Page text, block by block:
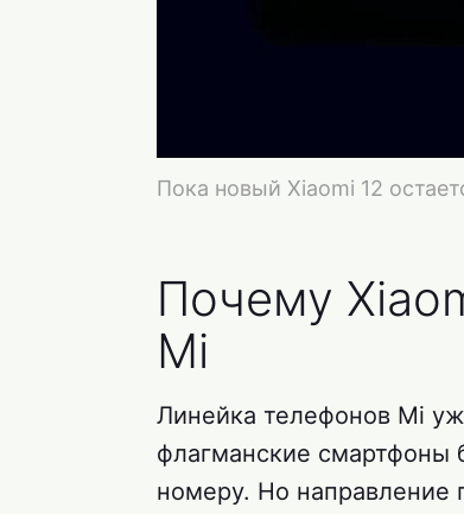
Пока новый Xiaomi 12
Почему
Mi
Линейка телефонов Mi
флагманские смартфоны
номеру. Но направление